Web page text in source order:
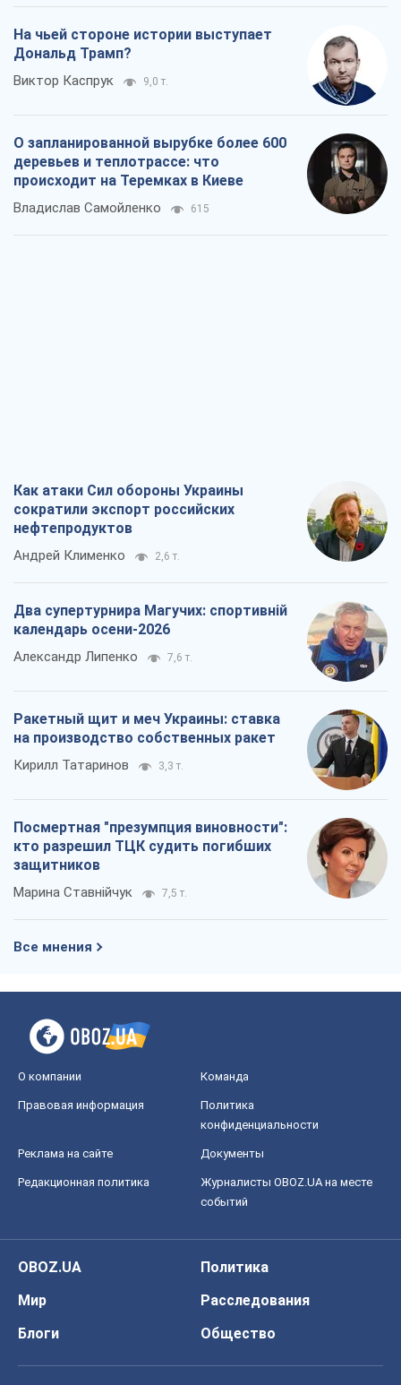
На чьей стороне истории выступает
Дональд Трамп?
Виктор Каспрук 9,0 т.
О запланированной вырубке более 600
деревьев и теплотрассе: что
происходит на Теремках в Киеве
Владислав Самойленко 615
Как атаки Сил обороны Украины
сократили экспорт российских
нефтепродуктов
Андрей Клименко 2,6 т.
Два супертурнира Магучих: спортивній
календарь осени-2026
Александр Липенко 7,6 т.
Ракетный щит и меч Украины: ставка
на производство собственных ракет
Кирилл Татаринов 3,3 т.
Посмертная "презумпция виновности":
кто разрешил ТЦК судить погибших
защитников
Марина Ставнійчук 7,5 т.
Все мнения
О компании Команда
Правовая информация
Политика
конфиденциальности
Реклама на сайте Документы
Редакционная политика
Журналисты OBOZ.UA на месте
событий
OBOZ.UA
Политика
Мир
Расследования
Блоги
Общество